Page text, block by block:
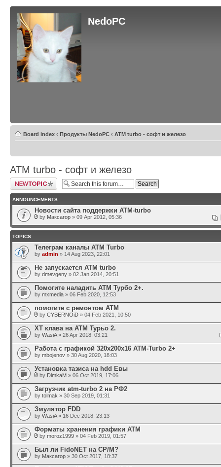
NedoPC
Board index ‹ Продукты NedoPC ‹ ATM turbo - софт и железо
ATM turbo - софт и железо
Post a new topic
ANNOUNCEMENTS
Новости сайта поддержки ATM-turbo
by Максагор » 09 Apr 2012, 05:36
TOPICS
Телеграм каналы АТМ Turbo
by admin » 14 Aug 2023, 22:01
Не запускается ATM turbo
by dmevgeny » 02 Jan 2014, 20:51
Помогите наладить АТМ Турбо 2+.
by mxmedia » 06 Feb 2020, 12:53
помогите с ремонтом АТМ
by CYBERNOiD » 04 Feb 2021, 10:50
ХТ клава на АТМ Турьо 2.
by WasiA» 26 Apr 2018, 03:21
Работа с графикой 320x200x16 ATM-Turbo 2+
by mbojenov » 30 Aug 2020, 18:03
Установка тазиса на hdd Евы
by DimkaM » 06 Oct 2019, 17:06
Загрузчик atm-turbo 2 на РФ2
by tolmak » 30 Sep 2019, 01:31
Змулятор FDD
by WasiA» 16 Dec 2018, 23:13
Форматы хранения графики ATM
by moroz1999 » 04 Feb 2019, 01:57
Был ли FidoNET на CP/M?
by Максагор » 30 Oct 2017, 18:37